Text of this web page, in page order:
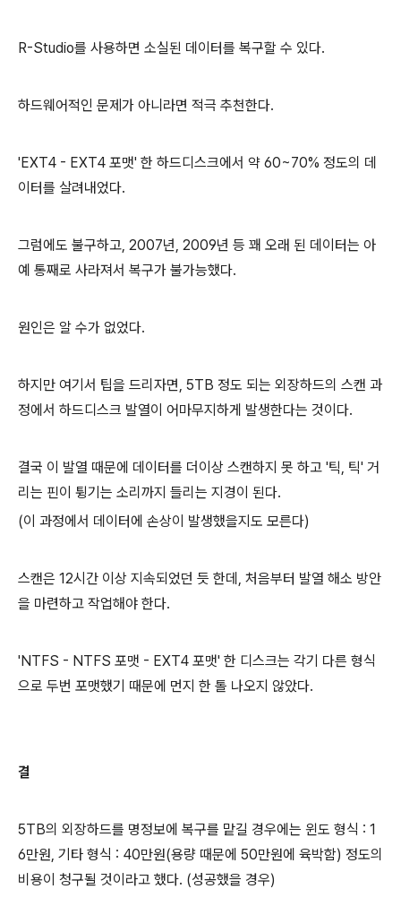
R-Studio를 사용하면 소실된 데이터를 복구할 수 있다.
하드웨어적인 문제가 아니라면 적극 추천한다.
'EXT4 - EXT4 포맷' 한 하드디스크에서 약 60~70% 정도의 데
이터를 살려내었다.
그럼에도 불구하고, 2007년, 2009년 등 꽤 오래 된 데이터는 아
예 통째로 사라져서 복구가 불가능했다.
원인은 알 수가 없었다.
하지만 여기서 팁을 드리자면, 5TB 정도 되는 외장하드의 스캔 과
정에서 하드디스크 발열이 어마무지하게 발생한다는 것이다.
결국 이 발열 때문에 데이터를 더이상 스캔하지 못 하고 '틱, 틱' 거
리는 핀이 튕기는 소리까지 들리는 지경이 된다.
(이 과정에서 데이터에 손상이 발생했을지도 모른다)
스캔은 12시간 이상 지속되었던 듯 한데, 처음부터 발열 해소 방안
을 마련하고 작업해야 한다.
'NTFS - NTFS 포맷 - EXT4 포맷' 한 디스크는 각기 다른 형식
으로 두번 포맷했기 때문에 먼지 한 톨 나오지 않았다.
결
5TB의 외장하드를 명정보에 복구를 맡길 경우에는 윈도 형식 : 1
6만원, 기타 형식 : 40만원(용량 때문에 50만원에 육박함) 정도의
비용이 청구될 것이라고 했다. (성공했을 경우)